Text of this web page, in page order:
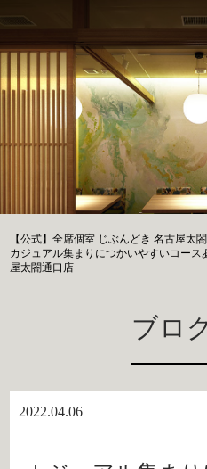
【公式】全席個室 じぶんどき 名古屋太
カジュアル集まりにつかいやすいコース
屋太閤通口店
ブロ
2022.04.06